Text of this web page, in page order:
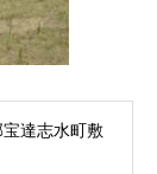
達志水町敷